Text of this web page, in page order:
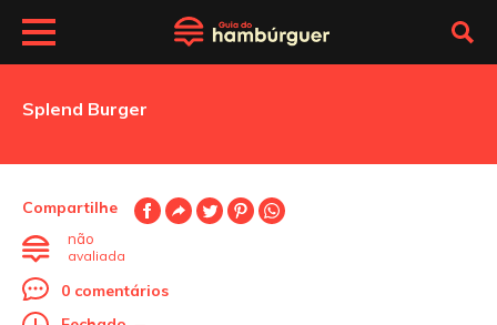
Splend Burger
Compartilhe
não
avaliada
0 comentários